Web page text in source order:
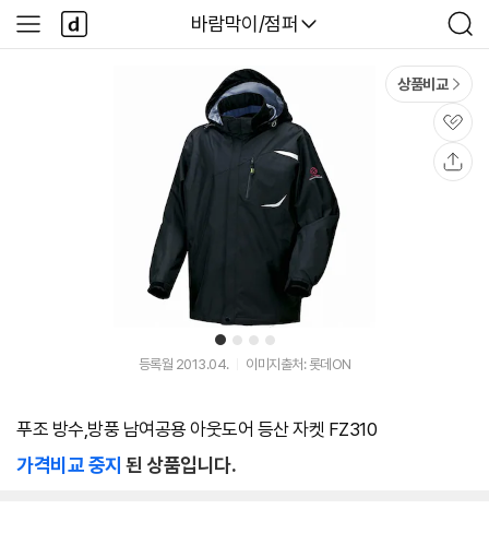
다나와
바람막이/점퍼
검
색
사
이
다
나
와
1 2 3 4
상품비교
관
심
등록월 2013.04. 이미지출처: 롯데ON
푸조 방수,방풍 남여공용 아웃도어 등산 자켓 FZ310
가격비교 중지 된 상품입니다.